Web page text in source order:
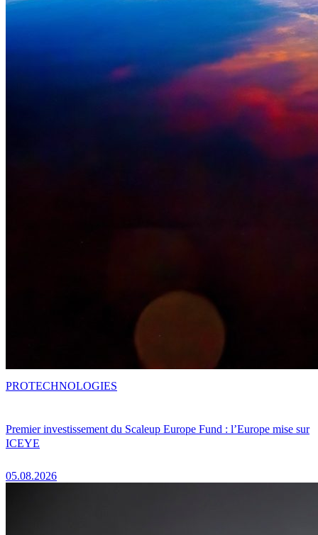
Premier investissement du Scaleup Europe Fund : l’Europe mise sur
ICEYE
05.08.2026
PROTECHNOLOGIES